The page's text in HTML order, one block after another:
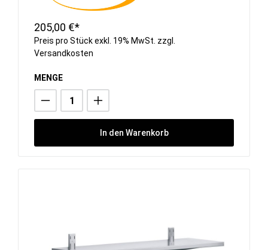
205,00 €*
Preis pro Stück exkl. 19% MwSt. zzgl.
Versandkosten
MENGE
In den Warenkorb